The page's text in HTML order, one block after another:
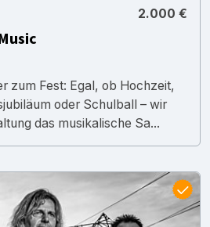
2.000 €
zum Fest: Egal, ob Hochzeit,
oder Schulball – wir
das musikalische Sa...